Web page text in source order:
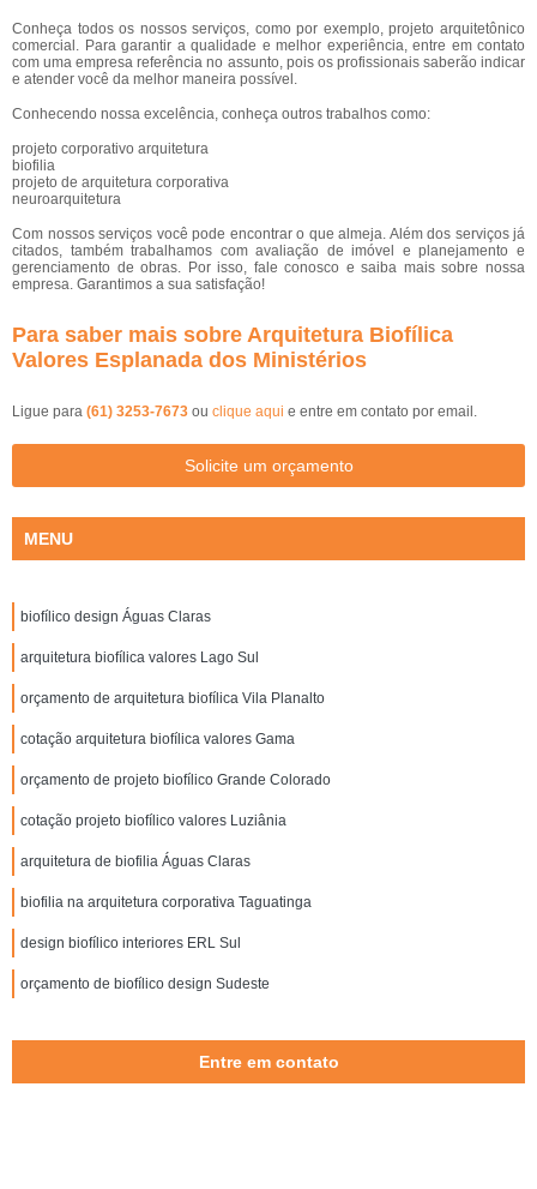
Conheça todos os nossos serviços, como por exemplo, projeto arquitetônico
comercial. Para garantir a qualidade e melhor experiência, entre em contato
com uma empresa referência no assunto, pois os profissionais saberão indicar
e atender você da melhor maneira possível.
Conhecendo nossa excelência, conheça outros trabalhos como:
projeto corporativo arquitetura
biofilia
projeto de arquitetura corporativa
neuroarquitetura
Com nossos serviços você pode encontrar o que almeja. Além dos serviços já
citados, também trabalhamos com avaliação de imóvel e planejamento e
gerenciamento de obras. Por isso, fale conosco e saiba mais sobre nossa
empresa. Garantimos a sua satisfação!
Para saber mais sobre Arquitetura Biofílica
Valores Esplanada dos Ministérios
Ligue para (61) 3253-7673 ou clique aqui e entre em contato por email.
Solicite um orçamento
MENU
biofílico design Águas Claras
arquitetura biofílica valores Lago Sul
orçamento de arquitetura biofílica Vila Planalto
cotação arquitetura biofílica valores Gama
orçamento de projeto biofílico Grande Colorado
cotação projeto biofílico valores Luziânia
arquitetura de biofilia Águas Claras
biofilia na arquitetura corporativa Taguatinga
design biofílico interiores ERL Sul
orçamento de biofílico design Sudeste
Entre em contato